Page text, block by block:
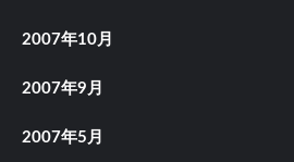
2007年10月
2007年9月
2007年5月